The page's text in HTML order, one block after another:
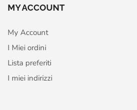
MY ACCOUNT
My Account
I Miei ordini
Lista preferiti
I miei indirizzi